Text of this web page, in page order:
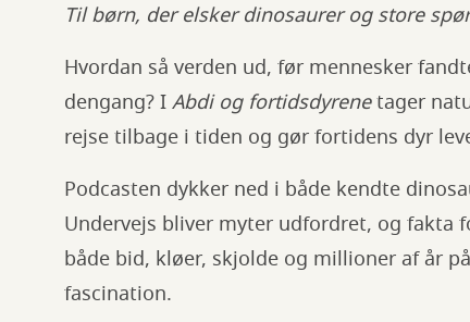
Til børn, der elsker dinosaurer og store
Hvordan så verden ud, før mennesker
dengang? IAbdi og fortidsdyrenetager
rejse tilbage i tiden og gør fortidens dyr
Podcasten dykker ned i både kendte
Undervejs bliver myter udfordret, og fakta
både bid, kløer, skjolde og millioner af år
fascination.